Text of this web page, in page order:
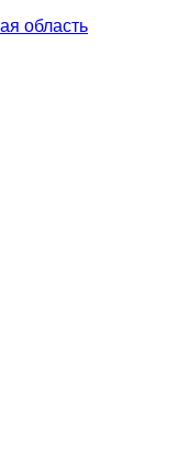
область